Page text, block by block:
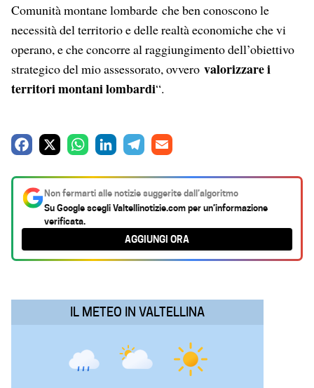
Comunità montane lombarde che ben conoscono le
necessità del territorio e delle realtà economiche che vi
operano, e che concorre al raggiungimento dell’obiettivo
strategico del mio assessorato, ovvero valorizzare i
territori montani lombardi“.
c
e
b
o
X
W
t
s
A
k
e
d
e
g
r
a
i
l
Non fermarti alle notizie suggerite dall’algoritmo
Su Google scegliValtellinotizie.comper un’informazione
verificata.
AGGIUNGI ORA
IL METEO IN VALTELLINA